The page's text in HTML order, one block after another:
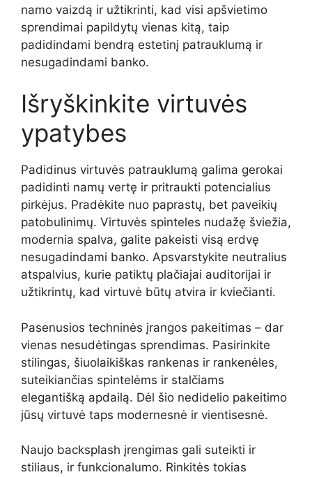
namo vaizdą ir užtikrinti, kad visi apšvietimo
sprendimai papildytų vienas kitą, taip
padidindami bendrą estetinį patrauklumą ir
nesugadindami banko.
Išryškinkite virtuvės
ypatybes
Padidinus virtuvės patrauklumą galima gerokai
padidinti namų vertę ir pritraukti potencialius
pirkėjus. Pradėkite nuo paprastų, bet paveikių
patobulinimų. Virtuvės spinteles nudažę šviežia,
modernia spalva, galite pakeisti visą erdvę
nesugadindami banko. Apsvarstykite neutralius
atspalvius, kurie patiktų plačiajai auditorijai ir
užtikrintų, kad virtuvė būtų atvira ir kviečianti.
Pasenusios techninės įrangos pakeitimas – dar
vienas nesudėtingas sprendimas. Pasirinkite
stilingas, šiuolaikiškas rankenas ir rankenėles,
suteikiančias spintelėms ir stalčiams
elegantišką apdailą. Dėl šio nedidelio pakeitimo
jūsų virtuvė taps modernesnė ir vientisesnė.
Naujo backsplash įrengimas gali suteikti ir
stiliaus, ir funkcionalumo. Rinkitės tokias